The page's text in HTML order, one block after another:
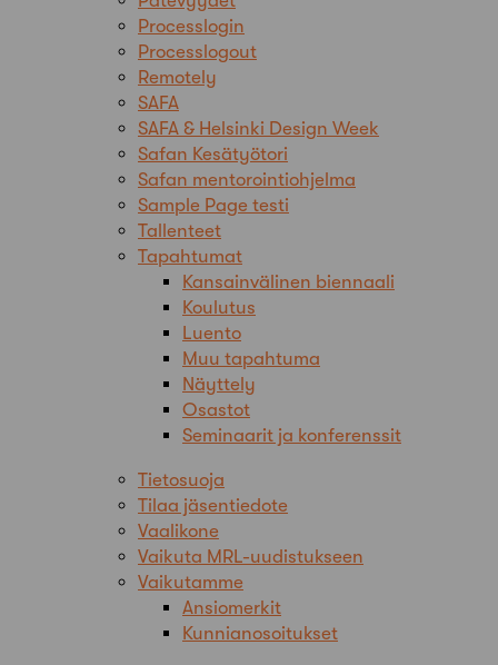
Processlogin
Processlogout
Remotely
SAFA
SAFA & Helsinki Design Week
Safan Kesätyötori
Safan mentorointiohjelma
Sample Page testi
Tallenteet
Tapahtumat
Kansainvälinen biennaali
Koulutus
Luento
Muu tapahtuma
Näyttely
Osastot
Seminaarit ja konferenssit
Tietosuoja
Tilaa jäsentiedote
Vaalikone
Vaikuta MRL-uudistukseen
Vaikutamme
Ansiomerkit
Kunnianosoitukset